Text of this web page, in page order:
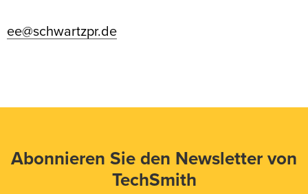
ee@schwartzpr.de
Abonnieren Sie den Newsletter von
TechSmith